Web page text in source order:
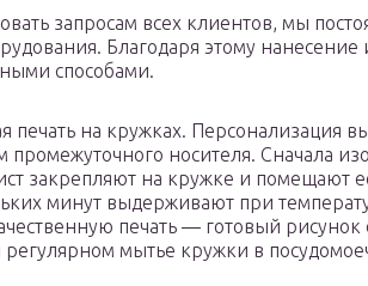
запросам всех клиентов, мы
Благодаря этому
способами.
печать на кружках. Персонализация
промежуточного носителя. Сначала
закрепляют на кружке и помещают
минут выдерживают при
печать — готовый рисунок
регулярном мытье кружки в